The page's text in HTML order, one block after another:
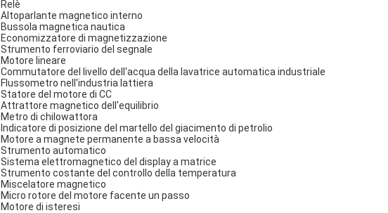
Relè
Altoparlante magnetico interno
Bussola magnetica nautica
Economizzatore di magnetizzazione
Strumento ferroviario del segnale
Motore lineare
Commutatore del livello dell'acqua della lavatrice automatica industriale
Flussometro nell'industria lattiera
Statore del motore di CC
Attrattore magnetico dell'equilibrio
Metro di chilowattora
Indicatore di posizione del martello del giacimento di petrolio
Motore a magnete permanente a bassa velocità
Strumento automatico
Sistema elettromagnetico del display a matrice
Strumento costante del controllo della temperatura
Miscelatore magnetico
Micro rotore del motore facente un passo
Motore di isteresi